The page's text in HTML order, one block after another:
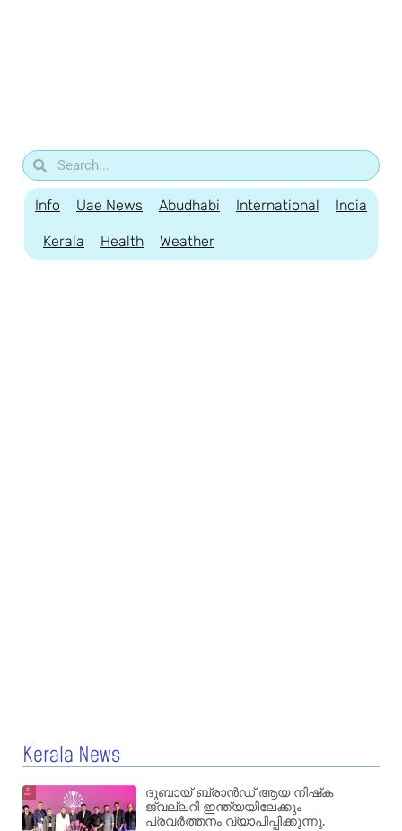
Info Uae News Abudhabi International India
Kerala Health Weather
Kerala News
ദുബായ് ബ്രാൻഡ് ആയ നിഷ്‌ക
ജ്വല്ലറി ഇന്ത്യയിലേക്കും
പ്രവർത്തനം വ്യാപിപ്പിക്കുന്നു.